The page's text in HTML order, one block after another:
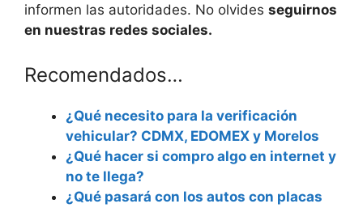
informen las autoridades. No olvides seguirnos
en nuestras redes sociales.
Recomendados…
¿Qué necesito para la verificación
vehicular? CDMX, EDOMEX y Morelos
¿Qué hacer si compro algo en internet y
no te llega?
¿Qué pasará con los autos con placas